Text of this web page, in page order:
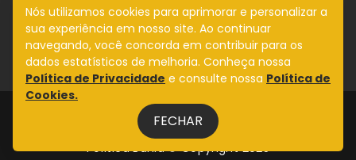
Informação com imparcialidade
SIGA
Política Bahia © Copyright 2025
Design by NVGO
Fale Conosco
Nós utilizamos cookies para aprimorar e personalizar a
sua experiência em nosso site. Ao continuar
navegando, você concorda em contribuir para os
dados estatísticos de melhoria. Conheça nossa
Política de Privacidade e consulte nossa Política de
Cookies.
FECHAR